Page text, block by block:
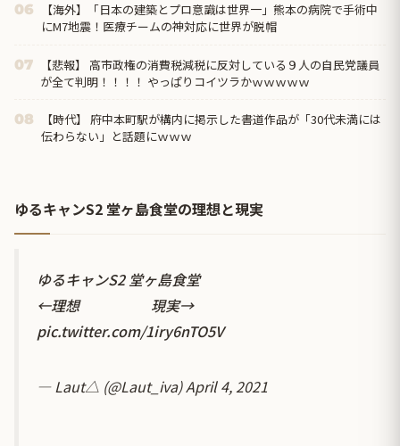
06
【海外】「日本の建築とプロ意識は世界一」熊本の病院で手術中
にM7地震！医療チームの神対応に世界が脱帽
07
【悲報】 高市政権の消費税減税に反対している９人の自民党議員
が全て判明！！！！ やっぱりコイツラかｗｗｗｗｗ
08
【時代】 府中本町駅が構内に掲示した書道作品が「30代未満には
伝わらない」と話題にｗｗｗ
ゆるキャンS2 堂ヶ島食堂の理想と現実
ゆるキャンS2 堂ヶ島食堂
←理想 現実→
pic.twitter.com/1iry6nTO5V
— Laut△ (@Laut_iva)April 4, 2021